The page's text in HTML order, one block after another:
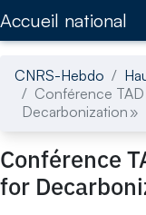
Accueil national
CNRS-Hebdo
Conférence
Decarbonization »
Conférence
for